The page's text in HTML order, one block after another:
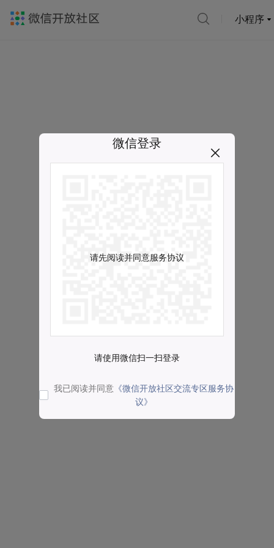
小程序
微信登录
请先阅读并同意服务协议
请使用微信扫一扫登录
我已阅读并同意 《微信开放社区交流专区服务协
议》